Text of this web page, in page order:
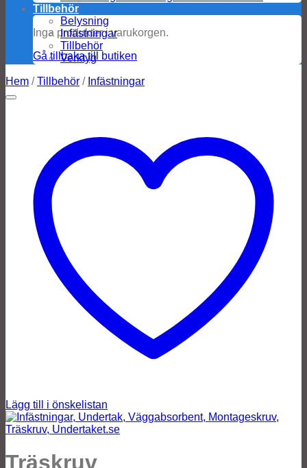
Inga produkter i varukorgen.
Gå tillbaka till butiken
Tillbehör
Belysning
Infästningar
Tillbehör
Verktyg
Hem / Tillbehör / Infästningar
Lägg till i önskelistan
Träskruv